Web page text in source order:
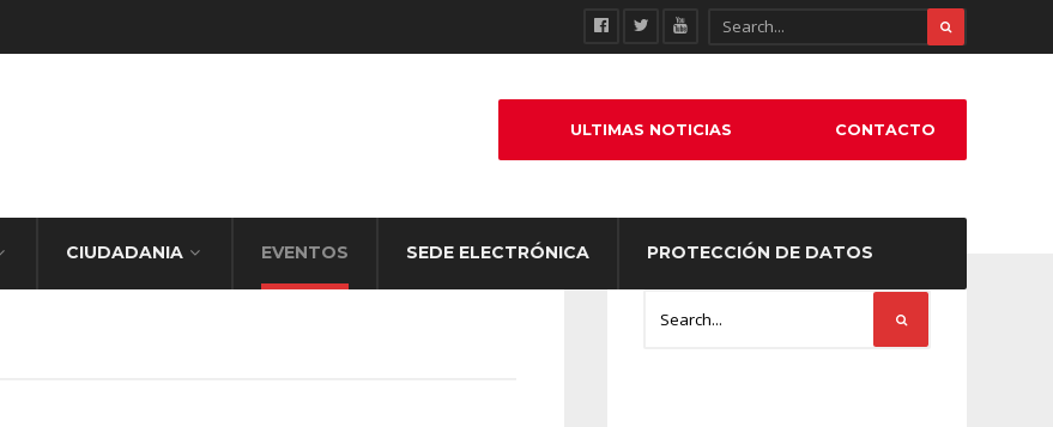
CIUDADANIA EVENTOS SEDE ELECTRÓNICA PROTECCIÓN DE DATOS
ULTIMAS NOTICIAS CONTACTO